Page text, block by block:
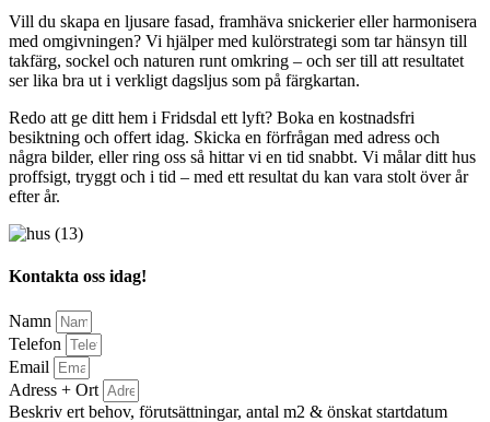
Vill du skapa en ljusare fasad, framhäva snickerier eller harmonisera
med omgivningen? Vi hjälper med kulörstrategi som tar hänsyn till
takfärg, sockel och naturen runt omkring – och ser till att resultatet
ser lika bra ut i verkligt dagsljus som på färgkartan.
Redo att ge ditt hem i Fridsdal ett lyft? Boka en kostnadsfri
besiktning och offert idag. Skicka en förfrågan med adress och
några bilder, eller ring oss så hittar vi en tid snabbt. Vi målar ditt hus
proffsigt, tryggt och i tid – med ett resultat du kan vara stolt över år
efter år.
Kontakta oss idag!
Namn
Telefon
Email
Adress + Ort
Beskriv ert behov, förutsättningar, antal m2 & önskat startdatum